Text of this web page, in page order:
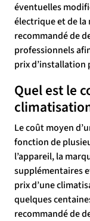
éventuelles
électrique et de la
recommandé de
professionnels
prix
Quel est le
Le coût moyen
fonction de
l’appareil, la
supplémentaires
prix d’une
quelques
recommandé de